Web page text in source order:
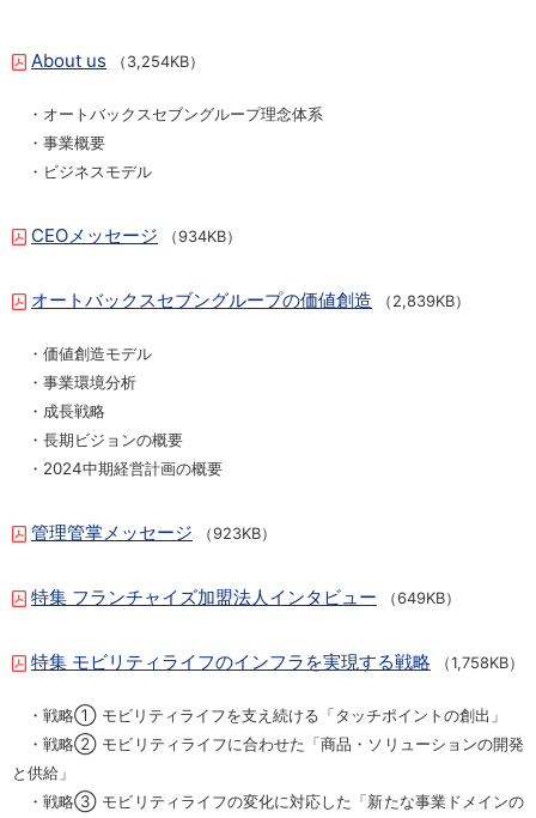
About us （3,254KB）
・オートバックスセブングループ理念体系
・事業概要
・ビジネスモデル
CEOメッセージ （934KB）
オートバックスセブングループの価値創造 （2,839KB）
・価値創造モデル
・事業環境分析
・成長戦略
・長期ビジョンの概要
・2024中期経営計画の概要
管理管掌メッセージ （923KB）
特集 フランチャイズ加盟法人インタビュー （649KB）
特集 モビリティライフのインフラを実現する戦略 （1,758KB）
・戦略① モビリティライフを支え続ける「タッチポイントの創出」
・戦略② モビリティライフに合わせた「商品・ソリューションの開発
と供給」
・戦略③ モビリティライフの変化に対応した「新たな事業ドメインの